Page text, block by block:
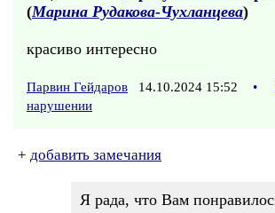
(Марина Рудакова-Чухланцева)
красиво интересно
Парвин Гейдаров 14.10.2024 15:52 •
нарушении
+ добавить замечания
Я рада, что Вам